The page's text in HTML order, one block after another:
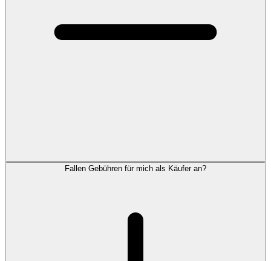
Fallen Gebühren für mich als Käufer an?